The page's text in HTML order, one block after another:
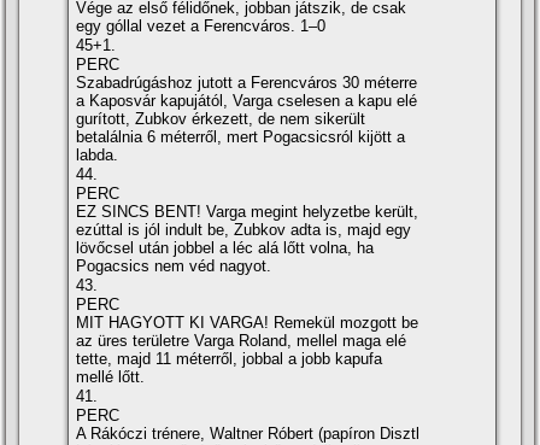
Vége az első félidőnek, jobban játszik, de csak
egy góllal vezet a Ferencváros. 1–0
45+1.
PERC
Szabadrúgáshoz jutott a Ferencváros 30 méterre
a Kaposvár kapujától, Varga cselesen a kapu elé
gurí­tott, Zubkov érkezett, de nem sikerült
betalálnia 6 méterről, mert Pogacsicsról kijött a
labda.
44.
PERC
EZ SINCS BENT! Varga megint helyzetbe került,
ezúttal is jól indult be, Zubkov adta is, majd egy
lövőcsel után jobbel a léc alá lőtt volna, ha
Pogacsics nem véd nagyot.
43.
PERC
MIT HAGYOTT KI VARGA! Remekül mozgott be
az üres területre Varga Roland, mellel maga elé
tette, majd 11 méterről, jobbal a jobb kapufa
mellé lőtt.
41.
PERC
A Rákóczi trénere, Waltner Róbert (papí­ron Disztl